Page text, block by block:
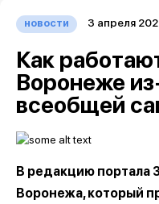
новости 3 апреля
Как
Воронеже
всеобщей
В редакцию портала
Воронежа, который